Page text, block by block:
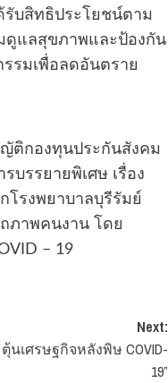
รับสิทธิประโยชน์ตาม
ดูแลสุขภาพและป้องกัน
รมเพื่อลดอันตราย
ติกองทุนประกันสังคม
บรรยายพิเศษ เรื่อง
โรงพยาบาลบุรีรัมย์
ภาพคนงาน โดย
– 19
Next:
นเศรษฐกิจหลังพิษ COVID-
19”